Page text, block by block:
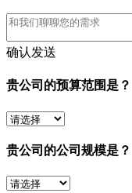
确认发送
贵公司的预算范围是？
贵公司的公司规模是？